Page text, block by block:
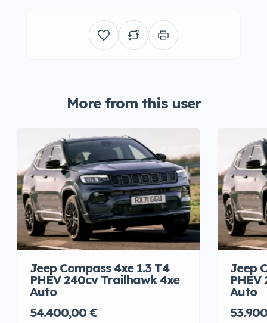
More from this user
Jeep Compass 4xe 1.3 T4
PHEV 240cv Trailhawk 4xe
Auto
54.400,00 €
Jeep
Auto